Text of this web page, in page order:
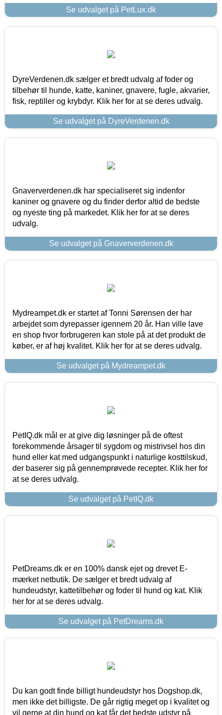
Se udvalget på PetLux.dk
DyreVerdenen.dk sælger et bredt udvalg af foder og
tilbehør til hunde, katte, kaniner, gnavere, fugle, akvarier,
fisk, reptiller og krybdyr. Klik her for at se deres udvalg.
Se udvalget på DyreVerdenen.dk
Gnaververdenen.dk har specialiseret sig indenfor
kaniner og gnavere og du finder derfor altid de bedste
og nyeste ting på markedet. Klik her for at se deres
udvalg.
Se udvalget på Gnaververdenen.dk
Mydreampet.dk er startet af Tonni Sørensen der har
arbejdet som dyrepasser igennem 20 år. Han ville lave
en shop hvor forbrugeren kan stole på at det produkt de
køber, er af høj kvalitet. Klik her for at se deres udvalg.
Se udvalget på Mydreampet.dk
PetIQ.dk mål er at give dig løsninger på de oftest
forekommende årsager til sygdom og mistrivsel hos din
hund eller kat med udgangspunkt i naturlige kosttilskud,
der baserer sig på gennemprøvede recepter. Klik her for
at se deres udvalg.
Se udvalget på PetIQ.dk
PetDreams.dk er en 100% dansk ejet og drevet E-
mærket netbutik. De sælger et bredt udvalg af
hundeudstyr, kattetilbehør og foder til hund og kat. Klik
her for at se deres udvalg.
Se udvalget på PetDreams.dk
Du kan godt finde billigt hundeudstyr hos Dogshop.dk,
men ikke det billigste. De går rigtig meget op i kvalitet og
vil gerne at din hund og kat får det bedste udstyr på